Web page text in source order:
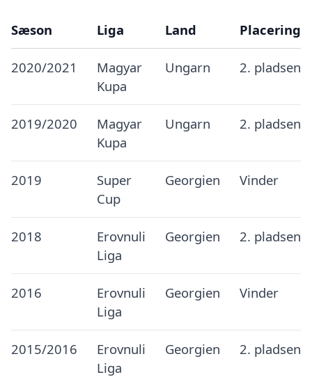
Sæson Liga Land Placering
2020/2021
Magyar
Kupa
Ungarn 2. pladsen
2019/2020
Magyar
Kupa
Ungarn 2. pladsen
2019
Super
Cup
Georgien Vinder
2018
Erovnuli
Liga
Georgien 2. pladsen
2016
Erovnuli
Liga
Georgien Vinder
2015/2016
Erovnuli
Liga
Georgien 2. pladsen